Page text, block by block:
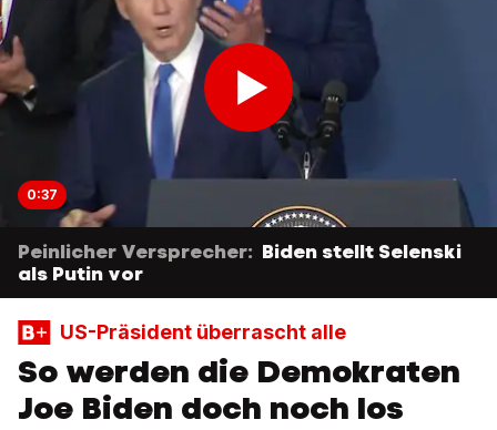
0:37
Peinlicher Versprecher: Biden stellt Selenski
als Putin vor
US-Präsident überrascht alle
So werden die Demokraten
Joe Biden doch noch los